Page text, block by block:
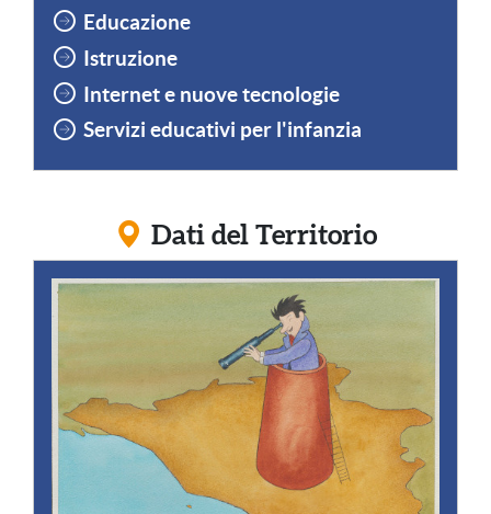
Educazione
Istruzione
Internet e nuove tecnologie
Servizi educativi per l'infanzia
Dati del Territorio